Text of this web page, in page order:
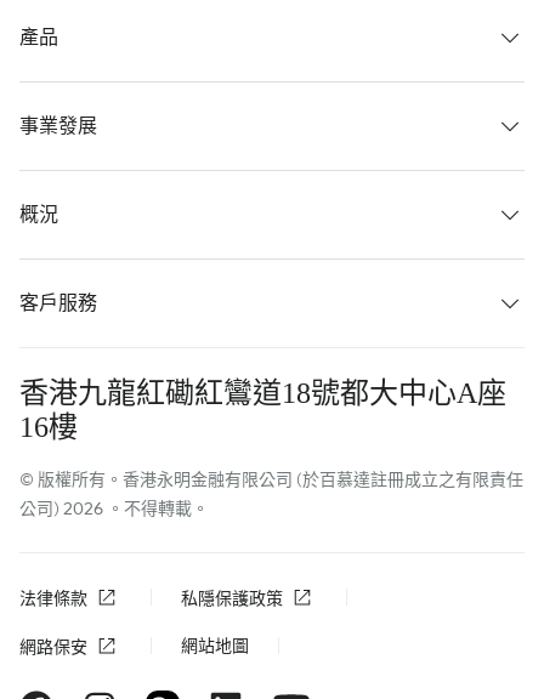
產品
事業發展
概況
客戶服務
香港九龍紅磡紅鸞道18號都大中心A座
16樓
© 版權所有。香港永明金融有限公司 (於百慕達註冊成立之有限責任
公司) 2026 。不得轉載。
法律條款 私隱保護政策
網路保安 網站地圖